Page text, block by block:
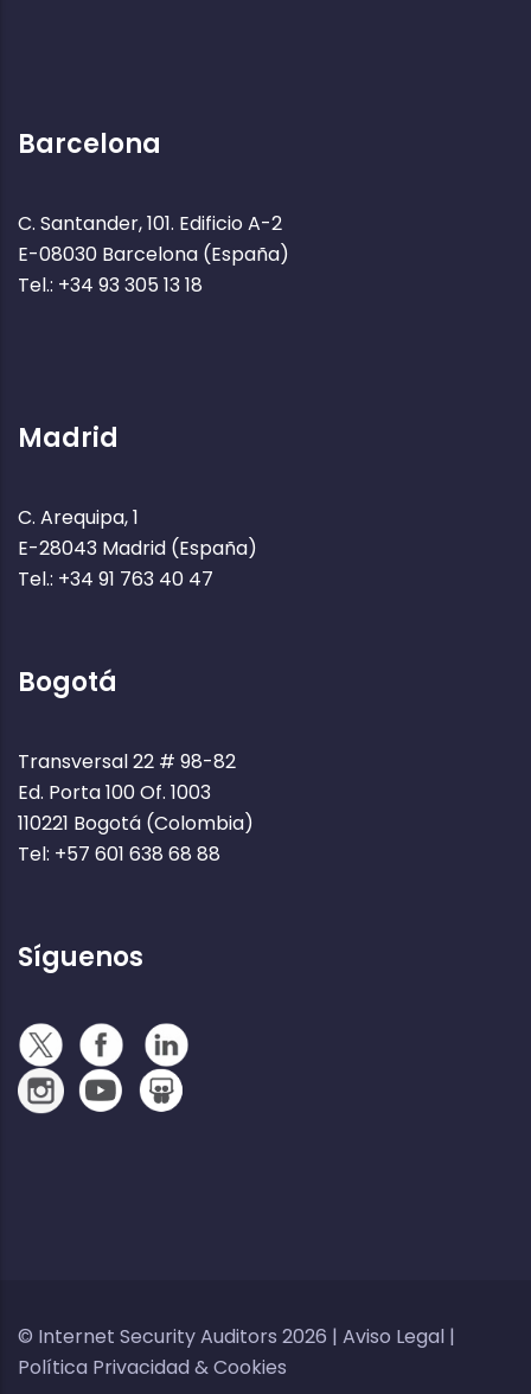
Barcelona
C. Santander, 101. Edificio A-2
E-08030 Barcelona (España)
Tel.: +34 93 305 13 18
Madrid
C. Arequipa, 1
E-28043 Madrid (España)
Tel.: +34 91 763 40 47
Bogotá
Transversal 22 # 98-82
Ed. Porta 100 Of. 1003
110221 Bogotá (Colombia)
Tel: +57 601 638 68 88
Síguenos
© Internet Security Auditors 2026 | Aviso Legal |
Política Privacidad &Cookies